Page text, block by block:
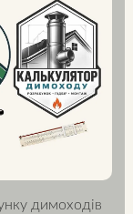
димоходів